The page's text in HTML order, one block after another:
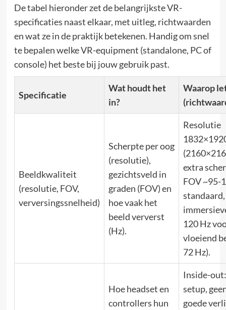
De tabel hieronder zet de belangrijkste VR-
specificaties naast elkaar, met uitleg, richtwaarden
en wat ze in de praktijk betekenen. Handig om snel
te bepalen welke VR-equipment (standalone, PC of
console) het beste bij jouw gebruik past.
Specificatie
Wat houdt het
in?
Waarop
Beeldkwaliteit
(resolutie, FOV,
verversingssnelheid)
Scherpte per oog
(resolutie),
gezichtsveld in
graden (FOV) en
hoe vaak het
beeld ververst
(Hz).
Resolutie
extra
FOV ~95-
standaard,
120 Hz
vloeiend
72 Hz).
Hoe headset en
controllers hun
Inside-
setup,
goede